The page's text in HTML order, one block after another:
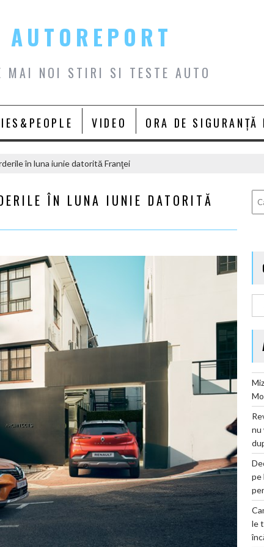
AUTOREPORT
MAI NOI STIRI SI TESTE AUTO
VIDEO ORA DE SIGURANȚĂ
în luna iunie datorită Franţei
ÎN LUNA IUNIE DATORITĂ
nu
pe
le